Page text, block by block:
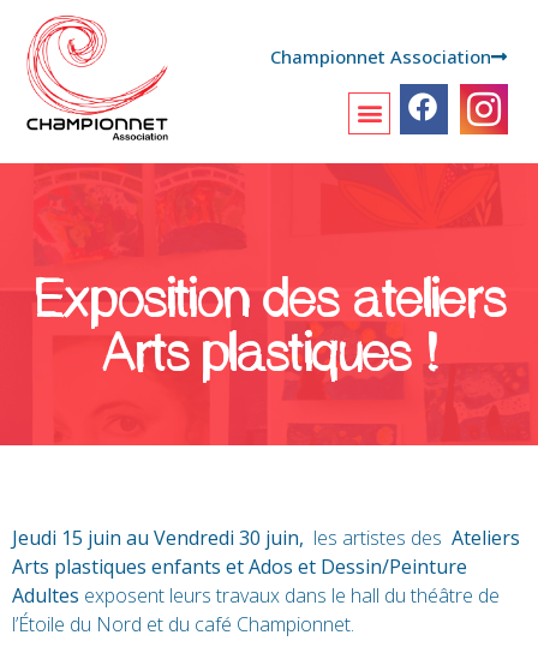
Championnet Association
Exposition des ateliers
Arts plastiques !
Jeudi 15 juin au Vendredi 30 juin, les artistes des Ateliers
Arts plastiques enfants et Ados et Dessin/Peinture
Adultes exposent leurs travaux dans le hall du théâtre de
l’Étoile du Nord et du café Championnet.